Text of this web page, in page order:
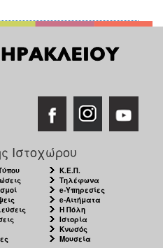
Ιστοχώρου
Κ.Ε.Π.
Τηλέφωνα
e-Υπηρεσίες
e-Αιτήματα
Η Πόλη
Ιστορία
Κνωσός
Μουσεία